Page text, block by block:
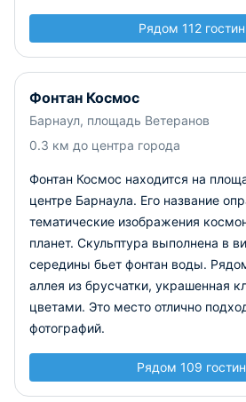
Рядом 112
Фонтан Космос
Барнаул, площадь Ветеранов
0.3 км до центра города
Фонтан Космос находится на
центре Барнаула. Его название
тематические изображения
планет. Скульптура выполнена в
середины бьет фонтан воды.
аллея из брусчатки, украшенная
цветами. Это место отлично
фотографий.
Рядом 109